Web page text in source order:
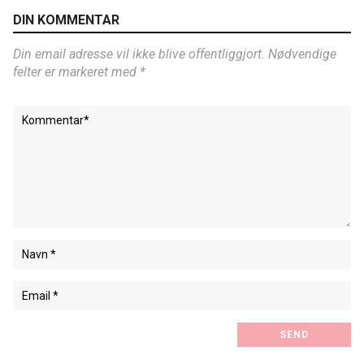
DIN KOMMENTAR
Din email adresse vil ikke blive offentliggjort. Nødvendige
felter er markeret med *